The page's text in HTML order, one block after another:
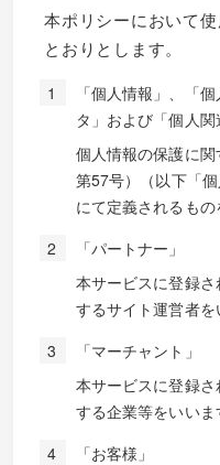
本ポリシーにおいて
とおりとします。
「個人情報」、「
タ」および「個人関
個人情報の保護に
第57号）（以下「
にて定義されるもの
「パートナー」
本サービスに登録
するサイト運営者を
「マーチャント」
本サービスに登録
する企業等をいいま
「お客様」